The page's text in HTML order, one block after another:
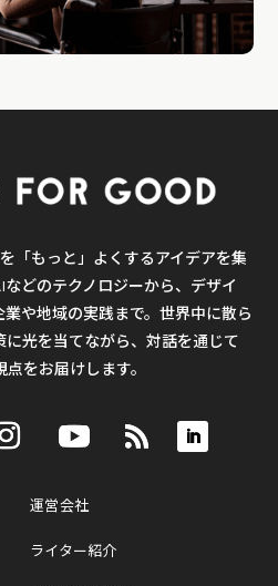
「もっと」よくするアイデアを集
どのテクノロジーから、デザイ
や地域の実践まで。世界中に散ら
光を当てながら、対話を通じて
をお届けします。
運営会社
ライター紹介